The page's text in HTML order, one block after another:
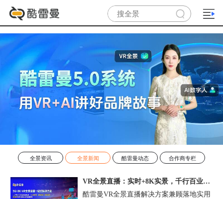
全景资讯 全景新闻 酷雷曼动态 合作商专栏
VR全景直播：实时+8K实景，千行百业的数字化利器
酷雷曼VR全景直播解决方案兼顾落地实用